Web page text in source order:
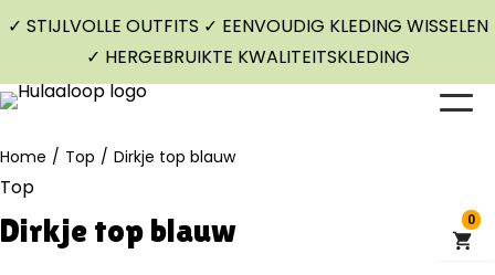
✓ STIJLVOLLE OUTFITS ✓ EENVOUDIG KLEDING WISSELEN
✓ HERGEBRUIKTE KWALITEITSKLEDING
Home / Top / Dirkje top blauw
Top
Dirkje top blauw 0